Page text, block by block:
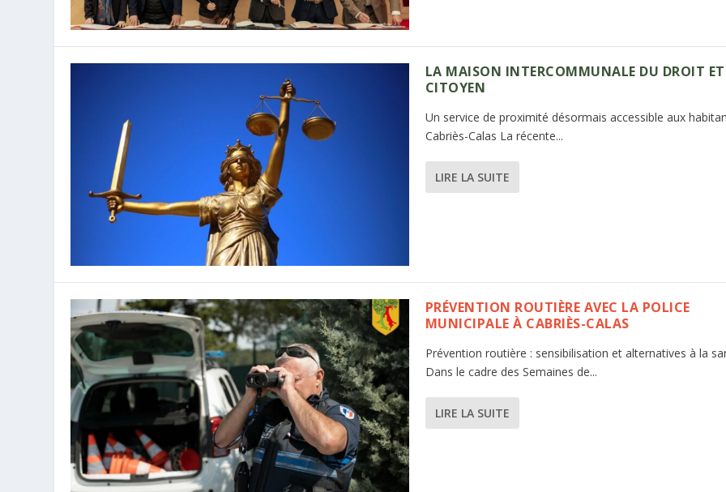
LA MAISON INTERCOMMUNALE DU DROIT
CITOYEN
Un service de proximité désormais accessible aux
Cabriès-Calas La récente...
LIRE LA SUITE
PRÉVENTION ROUTIÈRE AVEC LA POLICE
MUNICIPALE À CABRIÈS-CALAS
Prévention routière : sensibilisation et alternatives à la
Dans le cadre des Semaines de...
LIRE LA SUITE